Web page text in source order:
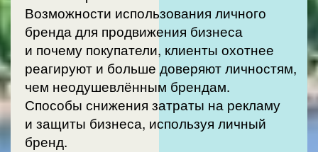
Возможности использования личного
бренда для продвижения бизнеса
и почему покупатели, клиенты охотнее
реагируют и больше доверяют личностям,
чем неодушевлённым брендам.
Способы снижения затраты на рекламу
и защиты бизнеса, используя личный
бренд.